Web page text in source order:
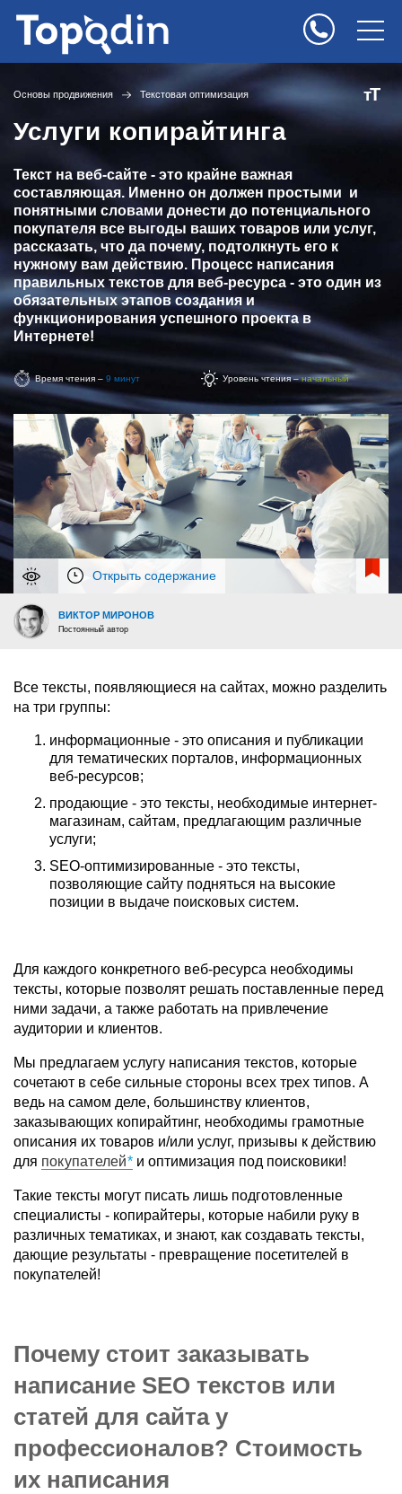
тТ
Основы продвижения Текстовая оптимизация
Услуги копирайтинга
Текст на веб-сайте - это крайне важная
составляющая. Именно он должен простыми и
понятными словами донести до потенциального
покупателя все выгоды ваших товаров или услуг,
рассказать, что да почему, подтолкнуть его к
нужному вам действию. Процесс написания
правильных текстов для веб-ресурса - это один из
обязательных этапов создания и
функционирования успешного проекта в
Интернете!
Время чтения – 9 минут Уровень чтения –начальный
Открыть содержание
ВИКТОР МИРОНОВ
Постоянный автор
Все тексты, появляющиеся на сайтах, можно разделить
на три группы:
информационные - это описания и публикации
для тематических порталов, информационных
веб-ресурсов;
продающие - это тексты, необходимые интернет-
магазинам, сайтам, предлагающим различные
услуги;
SEO-оптимизированные - это тексты,
позволяющие сайту подняться на высокие
позиции в выдаче поисковых систем.
Для каждого конкретного веб-ресурса необходимы
тексты, которые позволят решать поставленные перед
ними задачи, а также работать на привлечение
аудитории и клиентов.
Мы предлагаем услугу написания текстов, которые
сочетают в себе сильные стороны всех трех типов. А
ведь на самом деле, большинству клиентов,
заказывающих копирайтинг, необходимы грамотные
описания их товаров и/или услуг, призывы к действию
для покупателей и оптимизация под поисковики!
Такие тексты могут писать лишь подготовленные
специалисты - копирайтеры, которые набили руку в
различных тематиках, и знают, как создавать тексты,
дающие результаты - превращение посетителей в
покупателей!
Почему стоит заказывать
написание SEO текстов или
статей для сайта у
профессионалов? Стоимость
их написания